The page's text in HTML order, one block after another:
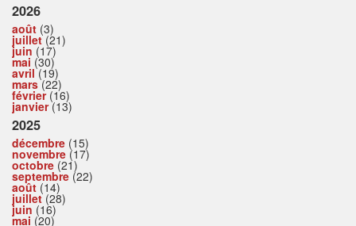
2026
août (3)
juillet(21)
juin (17)
mai (30)
avril(19)
mars(22)
février(16)
janvier(13)
2025
décembre (15)
novembre (17)
octobre (21)
septembre (22)
août (14)
juillet(28)
juin (16)
mai (20)